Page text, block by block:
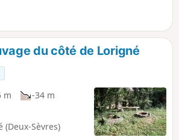
tant naturel que bâti. Dès le début du
peut voir le pigeonnier, un four à
des linteaux ouvragés ou des
dans diverses constructions du village.
ancienne abbaye. La randonnée
des Aigauds, en rase campagne.
du côté de Lorigné
m
-34 m
(Deux-Sèvres)